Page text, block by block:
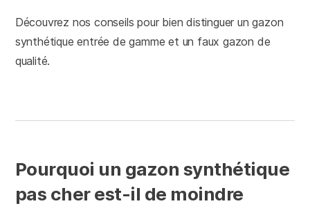
Découvrez nos conseils pour bien distinguer un gazon
synthétique entrée de gamme et un faux gazon de
qualité.
Pourquoi un gazon synthétique
pas cher est-il de moindre